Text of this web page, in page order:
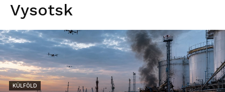
Vysotsk
KÜLFÖLD